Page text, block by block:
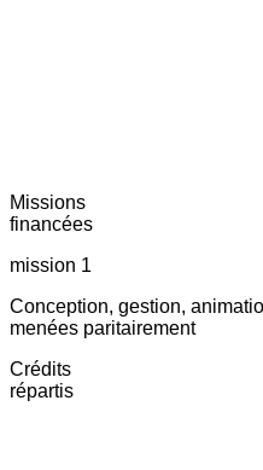
Missions
financées
mission 1
Conception, gestion,
menées paritairement
Crédits
répartis